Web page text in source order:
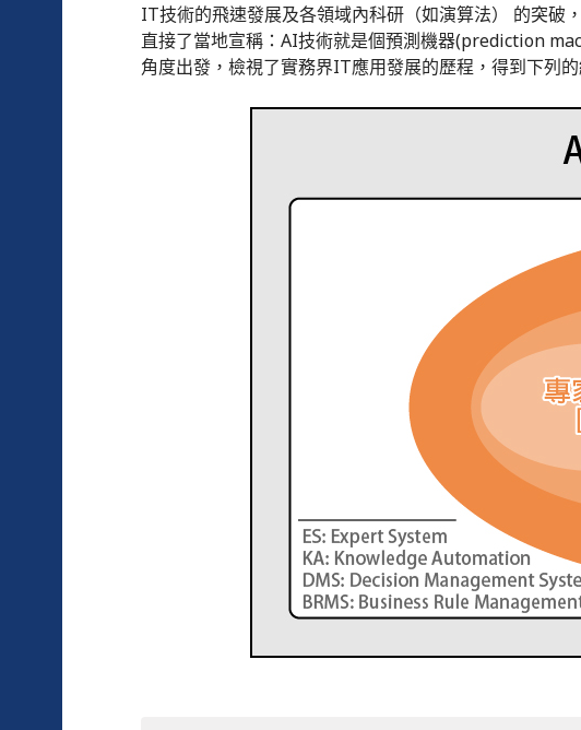
IT技術的飛速發展及各領域內科研（如演算法） 的突破
直接了當地宣稱：AI技術就是個預測機器(prediction
角度出發，檢視了實務界IT應用發展的歷程，得到下列的